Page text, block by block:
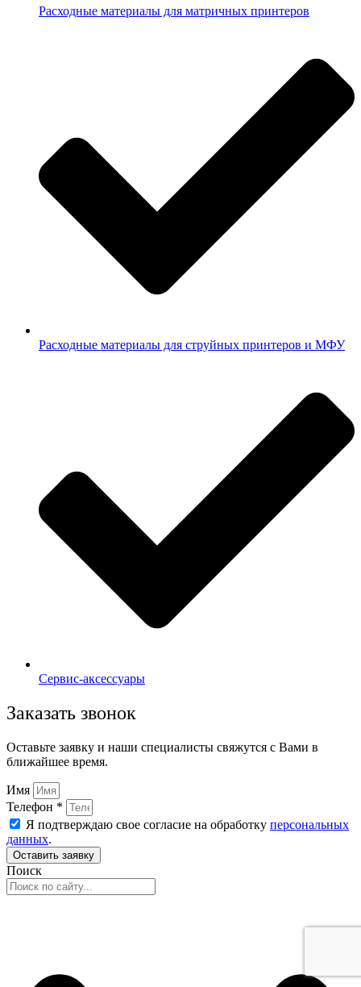
Расходные материалы для матричных принтеров
Расходные материалы для струйных принтеров и МФУ
Сервис-аксессуары
Заказать звонок
Оставьте заявку и наши специалисты свяжутся с Вами в
ближайшее время.
Имя
Телефон *
Я подтверждаю свое согласие на обработку персональных
данных.
Оставить заявку
Поиск